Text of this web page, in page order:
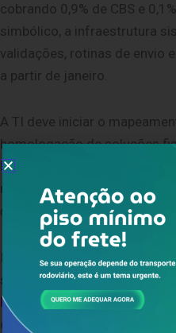
cobrando 0,9% de CBS e
simbólico, a infraestrutura
validações, rotinas de envio
a partir de janeiro.
A TI deve iniciar o
homologação de soluções
Desenvolver todas as
muitasX deX horas de
core business da companhia.
Investir na antecipação
segura. Compreender as
Reforma Tributáriapermite
orçamento previsível para a